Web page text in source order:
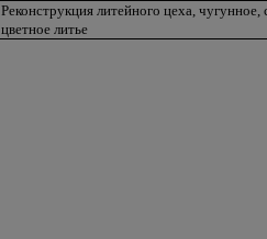
Реконструкция литейного цеха, чугунное,
цветное литье